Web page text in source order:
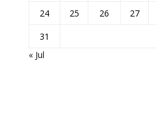
24
25 26 27
31
« Jul